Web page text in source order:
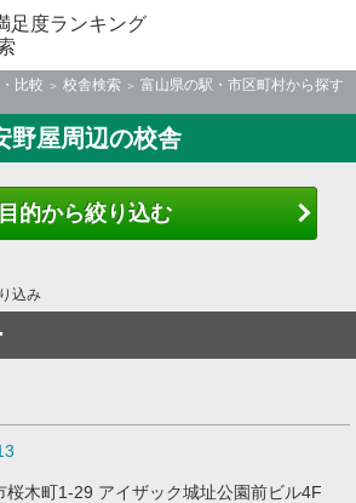
足度ランキング
比較 校舎検索
富山県の駅・市区町村から探す
野屋周辺の校舎
目的から絞り込む
込み
桜木町1-29 アイザック城址公園前ビル4F